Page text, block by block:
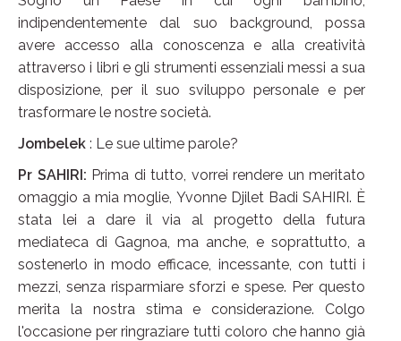
indipendentemente dal suo background, possa
avere accesso alla conoscenza e alla creatività
attraverso i libri e gli strumenti essenziali messi a sua
disposizione, per il suo sviluppo personale e per
trasformare le nostre società.
Jombelek : Le sue ultime parole?
Pr SAHIRI: Prima di tutto, vorrei rendere un meritato
omaggio a mia moglie, Yvonne Djilet Badi SAHIRI. È
stata lei a dare il via al progetto della futura
mediateca di Gagnoa, ma anche, e soprattutto, a
sostenerlo in modo efficace, incessante, con tutti i
mezzi, senza risparmiare sforzi e spese. Per questo
merita la nostra stima e considerazione. Colgo
l'occasione per ringraziare tutti coloro che hanno già